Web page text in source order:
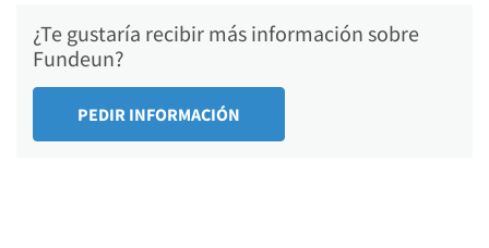
¿Te gustaría recibir más información sobre
Fundeun?